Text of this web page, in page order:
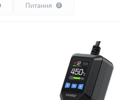
Питання 0